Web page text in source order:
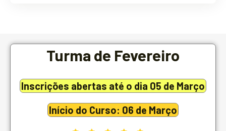
Turma de Fevereiro
Inscrições abertas até o dia 05 de Março
Início do Curso: 06 de Março